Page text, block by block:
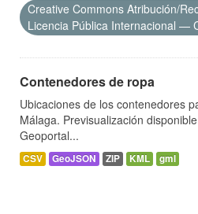
Creative Commons Atribución/
Licencia Pública Internacional —
Contenedores de ropa
Ubicaciones de los contenedores
Málaga. Previsualización
Geoportal...
CSV GeoJSON ZIP KML gml